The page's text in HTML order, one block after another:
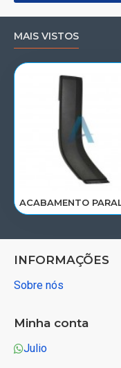
MAIS VISTOS
INFORMAÇÕES
Sobre nós
Minha conta
Julio